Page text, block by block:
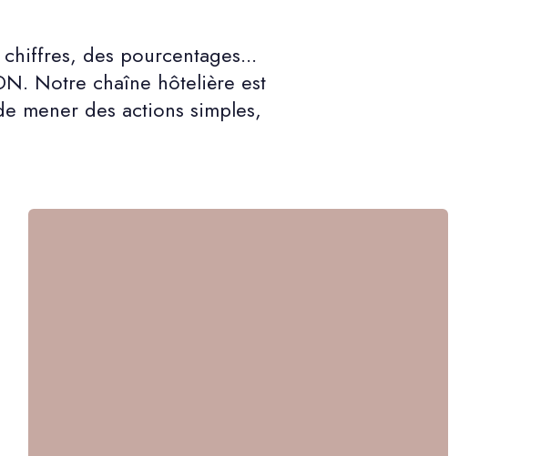
des pourcentages...
Notre chaîne hôtelière est
mener des actions simples,